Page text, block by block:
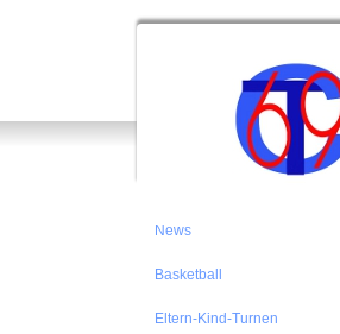
News
Basketball
Eltern-Kind-Turnen